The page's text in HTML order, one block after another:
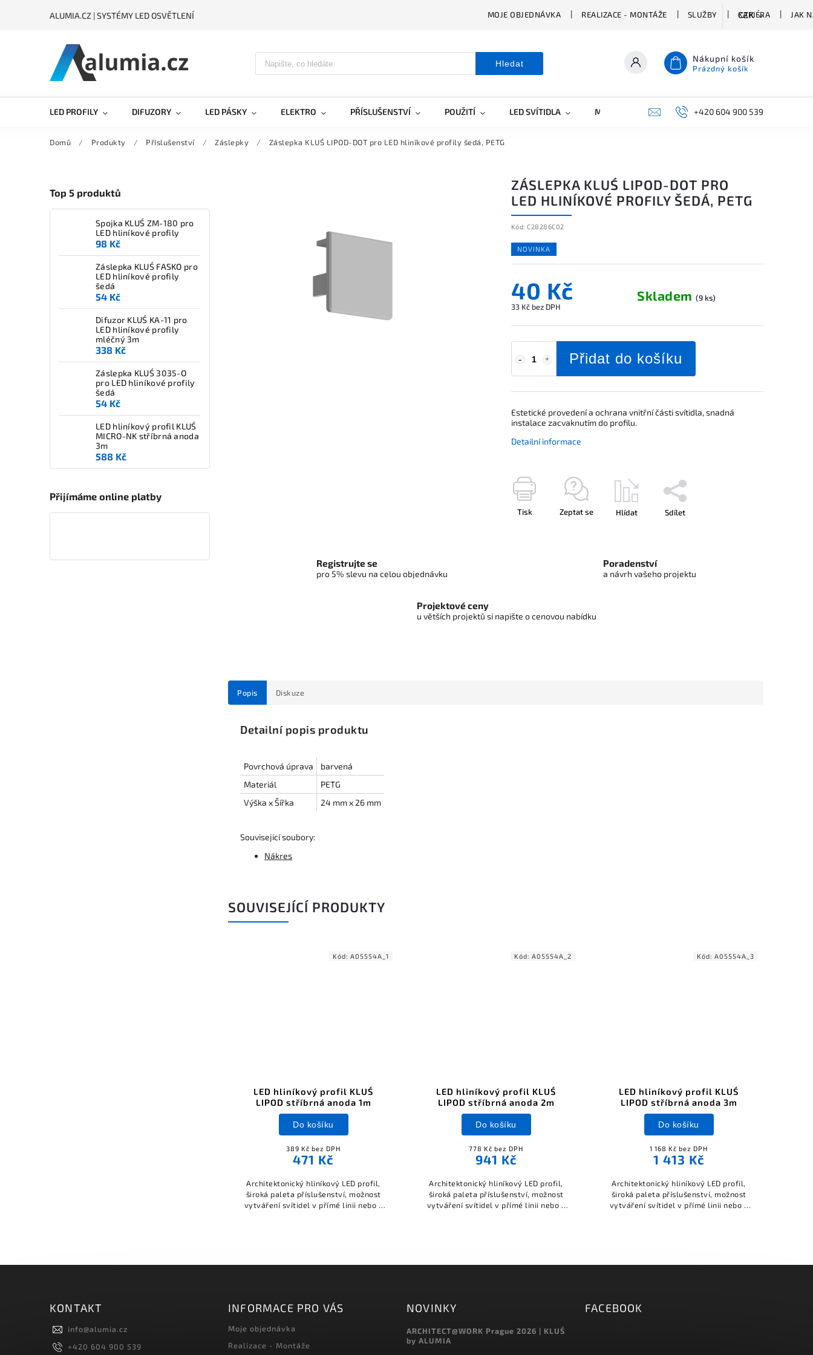
ALUMIA.CZ | SYSTÉMY LED OSVĚTLENÍ MOJE OBJEDNÁVKA REALIZACE - MONTÁŽE SLUŽBY KARIÉRA JAK
CZK
Hledat Nákupní košík
Prázdný košík
LED PROFILY DIFUZORY LED PÁSKY ELEKTRO PŘÍSLUŠENSTVÍ POUŽITÍ LED SVÍTIDLA MARKETING KONTAKTY+420 604 900 539
Domů / Produkty / Příslušenství / Záslepky / Záslepka KLUŚ LIPOD-DOT pro LED hliníkové profily šedá, PETG
Top 5 produktů
Spojka KLUŚ ZM-180 pro
LED hliníkové profily
98 Kč
Záslepka KLUŚ FASKO pro
LED hliníkové profily
šedá
54 Kč
Difuzor KLUŚ KA-11 pro
LED hliníkové profily
mléčný 3m
338 Kč
Záslepka KLUŚ 3035-O
pro LED hliníkové profily
šedá
54 Kč
LED hliníkový profil KLUŚ
MICRO-NK stříbrná anoda
3m
588 Kč
Přijímáme online platby
ZÁSLEPKA KLUŚ LIPOD-DOT PRO
LED HLINÍKOVÉ PROFILY ŠEDÁ, PETG
Kód: C28286C02
NOVINKA
40 Kč
33 Kč bez DPH
Skladem(9 ks)
Přidat do košíku
Estetické provedení a ochrana vnitřní části svítidla, snadná
instalace zacvaknutím do profilu.
Detailní informace
Tisk Zeptat se Hlídat Sdílet
Registrujte se
pro 5% slevu na celou objednávku
Poradenství
a návrh vašeho projektu
Projektové ceny
u větších projektů si napište o cenovou nabídku
Popis Diskuze
Detailní popis produktu
Povrchová úprava
barvená
Materiál
PETG
Výška x Šířka
24 mm x 26 mm
Souvisejicí soubory:
Nákres
SOUVISEJÍCÍ PRODUKTY
LED hliníkový profil KLUŚ
LIPOD stříbrná anoda 1m
389 Kč bez DPH
471 Kč
Do košíku
Architektonický hliníkový LED profil,
široká paleta příslušenství, možnost
vytváření svítidel v přímé linii nebo s
Kód: A05554A_1
LED hliníkový profil KLUŚ
LIPOD stříbrná anoda 2m
778 Kč bez DPH
941 Kč
Do košíku
Architektonický hliníkový LED profil,
široká paleta příslušenství, možnost
vytváření svítidel v přímé linii nebo s
Kód: A05554A_2
LED hliníkový profil KLUŚ
LIPOD stříbrná anoda 3m
1 168 Kč bez DPH
1 413 Kč
Do košíku
Architektonický hliníkový LED profil,
široká paleta příslušenství, možnost
vytváření svítidel v přímé linii nebo s
Kód: A05554A_3
KONTAKT
info@alumia.cz
+420 604 900 539
INFORMACE PRO VÁS
Moje objednávka
Realizace - Montáže
NOVINKY
ARCHITECT@WORK Prague 2026 | KLUŚ
by ALUMIA
FACEBOOK